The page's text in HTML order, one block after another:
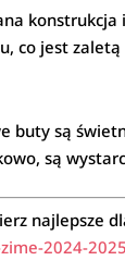
co jest
buty są
są
najlepsze
2024-